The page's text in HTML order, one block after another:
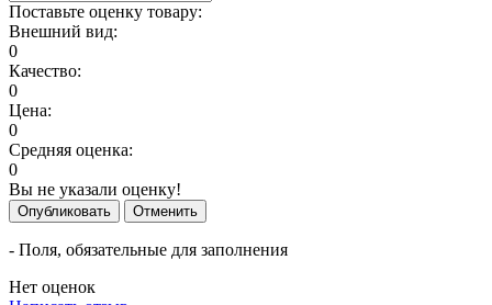
Поставьте оценку товару:
Внешний вид:
0
Качество:
0
Цена:
0
Средняя оценка:
0
Вы не указали оценку!
Опубликовать Отменить
- Поля, обязательные для заполнения
Нет оценок